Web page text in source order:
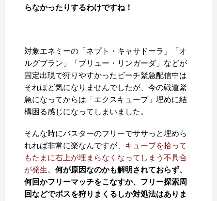
らなかったりするわけですね！
対象エネミーの「ネプト・キャサドーラ」「オ
ルグブラン」「ブリュー・リンガーダ」などが
固定出現で狩りやすかったビーチ緊急配信中は
それほど気になりませんでしたが、今の戦道緊
急になってからは「エクスキューブ」埋めに結
構困る感じになってしまいました。
そんな時にバスターのフリーでササっと埋めら
れれば非常に楽なんですが、 キューブを拾って
もたまに右上が埋まらなくなってしまう不具合
が発生。 何が原因なのかも解明されておらず、
何回かフリーマッチをこなすか、フリー探索周
回などでボスを狩りまくるしか対処法はありま